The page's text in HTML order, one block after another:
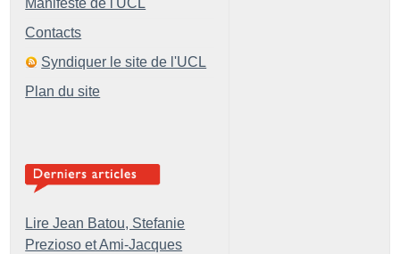
Manifeste de l'UCL
Contacts
Syndiquer le site de l'UCL
Plan du site
Lire Jean Batou, Stefanie
Prezioso et Ami-Jacques